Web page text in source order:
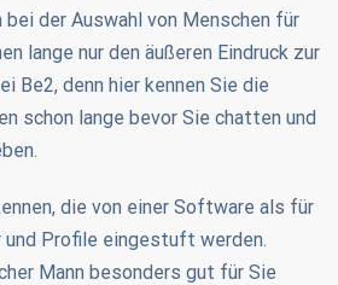
der Auswahl von Menschen für
lange nur den äußeren Eindruck zur
Be2, denn hier kennen Sie die
schon lange bevor Sie chatten und
die von einer Software als für
Profile eingestuft werden.
Mann besonders gut für Sie